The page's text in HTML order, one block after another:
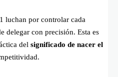
luchan por controlar cada
delegar con precisión. Esta es
del significado de nacer el